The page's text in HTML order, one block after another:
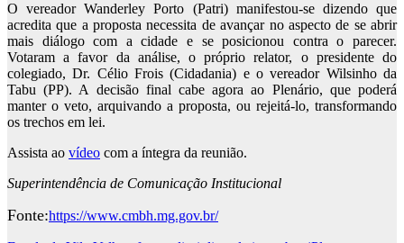
O vereador Wanderley Porto (Patri) manifestou-se dizendo que
acredita que a proposta necessita de avançar no aspecto de se abrir
mais diálogo com a cidade e se posicionou contra o parecer.
Votaram a favor da análise, o próprio relator, o presidente do
colegiado, Dr. Célio Frois (Cidadania) e o vereador Wilsinho da
Tabu (PP). A decisão final cabe agora ao Plenário, que poderá
manter o veto, arquivando a proposta, ou rejeitá-lo, transformando
os trechos em lei.
Assista ao vídeo com a íntegra da reunião.
Superintendência de Comunicação Institucional
Fonte:https://www.cmbh.mg.gov.br/